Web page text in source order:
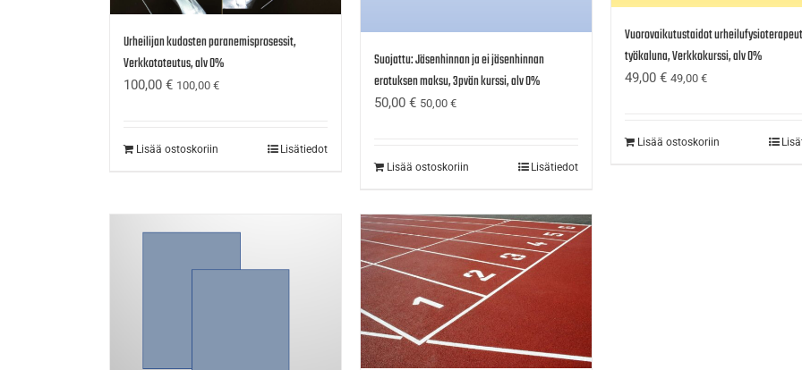
Urheilijan kudosten paranemisprosessit,
Verkkototeutus, alv 0%
100,00 € 100,00 €
Lisää ostoskoriin Lisätiedot
Suojattu: Jäsenhinnan ja ei jäsenhinnan
erotuksen maksu, 3pvän kurssi, alv 0%
50,00 € 50,00 €
Lisää ostoskoriin Lisätiedot
Vuorovaikutustaidot
työkaluna, Verkkokurssi, alv 0%
49,00 € 49,00 €
Lisää ostoskoriin